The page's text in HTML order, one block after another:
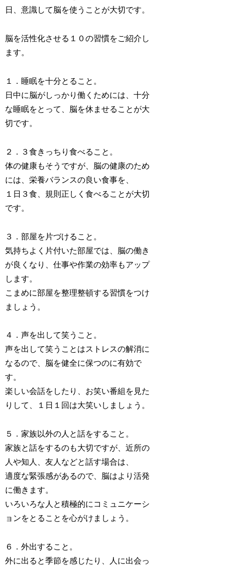
日、意識して脳を使うことが大切です。
脳を活性化させる１０の習慣をご紹介し
ます。
１．睡眠を十分とること。
日中に脳がしっかり働くためには、十分
な睡眠をとって、脳を休ませることが大
切です。
２．３食きっちり食べること。
体の健康もそうですが、脳の健康のため
には、栄養バランスの良い食事を、
１日３食、規則正しく食べることが大切
です。
３．部屋を片づけること。
気持ちよく片付いた部屋では、脳の働き
が良くなり、仕事や作業の効率もアップ
します。
こまめに部屋を整理整頓する習慣をつけ
ましょう。
４．声を出して笑うこと。
声を出して笑うことはストレスの解消に
なるので、脳を健全に保つのに有効で
す。
楽しい会話をしたり、お笑い番組を見た
りして、１日１回は大笑いしましょう。
５．家族以外の人と話をすること。
家族と話をするのも大切ですが、近所の
人や知人、友人などと話す場合は、
適度な緊張感があるので、脳はより活発
に働きます。
いろいろな人と積極的にコミュニケーシ
ョンをとることを心がけましょう。
６．外出すること。
外に出ると季節を感じたり、人に出会っ